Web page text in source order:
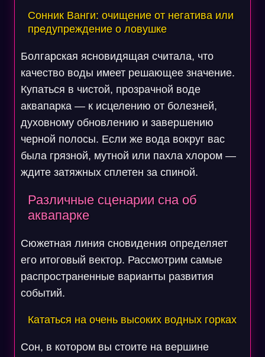
Сонник Ванги: очищение от негатива или
предупреждение о ловушке
Болгарская ясновидящая считала, что
качество воды имеет решающее значение.
Купаться в чистой, прозрачной воде
аквапарка — к исцелению от болезней,
духовному обновлению и завершению
черной полосы. Если же вода вокруг вас
была грязной, мутной или пахла хлором —
ждите затяжных сплетен за спиной.
Различные сценарии сна об
аквапарке
Сюжетная линия сновидения определяет
его итоговый вектор. Рассмотрим самые
распространенные варианты развития
событий.
Кататься на очень высоких водных горках
Сон, в котором вы стоите на вершине